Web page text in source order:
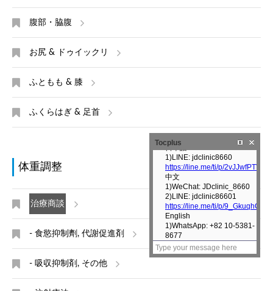
腹部・脇腹
お尻 & ドゥイックリ
ふともも & 膝
ふくらはぎ & 足首
体重調整
治療商談
- 食慾抑制劑, 代謝促進剤
- 吸収抑制剤, その他
Tocplus